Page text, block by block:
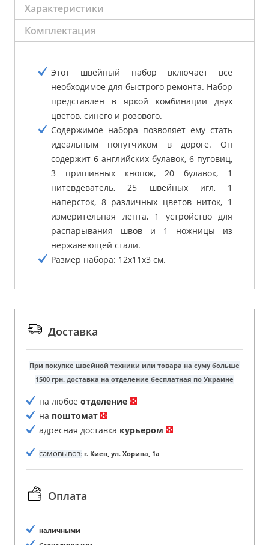
Характеристики
Комплектация
Этот швейный набор включает все
необходимое для быстрого ремонта. Набор
представлен в яркой комбинации двух
цветов, синего и розового.
Содержимое набора позволяет ему стать
идеальным попутчиком в дороге. Он
содержит 6 английских булавок, 6 пуговиц,
3 пришивных кнопoк, 20 булавок, 1
нитевдеватель, 25 швейных игл, 1
наперсток, 8 различных цветов ниток, 1
измерительная лента, 1 устройство для
распарывания швов и 1 ножницы из
нержавеющей стали.
Размер набора: 12х11х3 см.
Доставка
При покупке швейной техники или товара на суму больше
1500 грн. доставка на отделение бесплатная по Украине
на любое отделение
на поштомат
адресная доставка курьером
самовывоз: г. Киев, ул. Хорива, 1а
Оплата
наличными